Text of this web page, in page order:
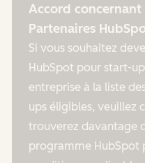
Accord
Partenaires
Si vous souhaitez
HubSpot pour start-
entreprise à la liste
ups éligibles, veuillez
trouverez davantage
programme HubSpot